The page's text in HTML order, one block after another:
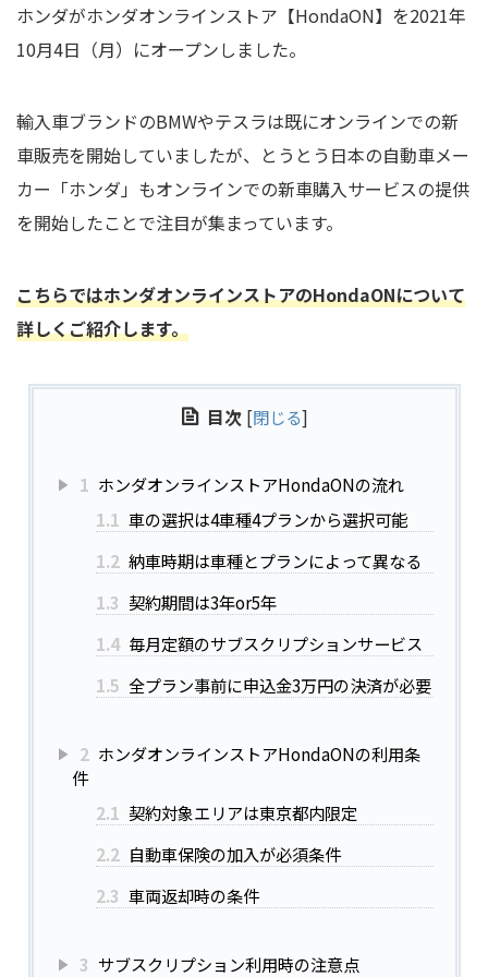
ホンダがホンダオンラインストア【HondaON】を2021年
10月4日（月）にオープンしました。
輸入車ブランドのBMWやテスラは既にオンラインでの新
車販売を開始していましたが、とうとう日本の自動車メー
カー「ホンダ」もオンラインでの新車購入サービスの提供
を開始したことで注目が集まっています。
こちらではホンダオンラインストアのHondaONについて
詳しくご紹介します。
目次 [閉じる]
1 ホンダオンラインストアHondaONの流れ
1.1 車の選択は4車種4プランから選択可能
1.2 納車時期は車種とプランによって異なる
1.3 契約期間は3年or5年
1.4 毎月定額のサブスクリプションサービス
1.5 全プラン事前に申込金3万円の決済が必要
2 ホンダオンラインストアHondaONの利用条
件
2.1 契約対象エリアは東京都内限定
2.2 自動車保険の加入が必須条件
2.3 車両返却時の条件
3 サブスクリプション利用時の注意点